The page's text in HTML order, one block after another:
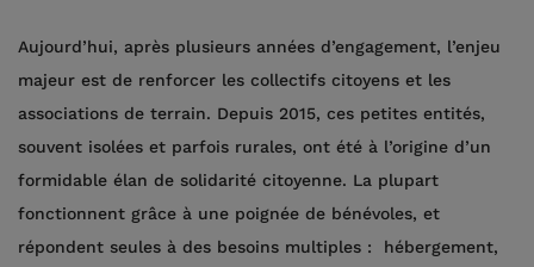
Aujourd’hui, après plusieurs années d’engagement, l’enjeu
majeur est de renforcer les collectifs citoyens et les
associations de terrain. Depuis 2015, ces petites entités,
souvent isolées et parfois rurales, ont été à l’origine d’un
formidable élan de solidarité citoyenne. La plupart
fonctionnent grâce à une poignée de bénévoles, et
répondent seules à des besoins multiples : hébergement,